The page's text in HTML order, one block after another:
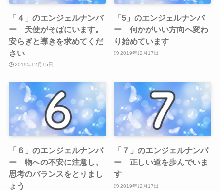
「４」のエンジェルナンバ
ー 天使がそばにいます。
安らぎと導きを求めてくだ
さい
2019年12月15日
「5」のエンジェルナンバ
ー 何かがいい方向へ変わ
り始めています
2019年12月17日
「６」のエンジェルナンバ
ー 物への不安に注意し、
思考のバランスをとりまし
ょう
「７」のエンジェルナンバ
ー 正しい道を歩んでいま
す
2019年12月17日